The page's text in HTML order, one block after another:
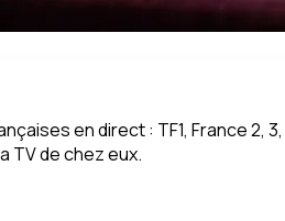
en direct : TF1, France 2,
TV de chez eux.